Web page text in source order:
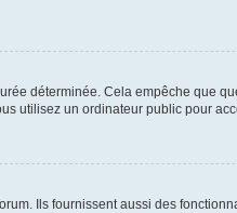
déterminée. Cela empêche que
utilisez un ordinateur public pour
Ils fournissent aussi des